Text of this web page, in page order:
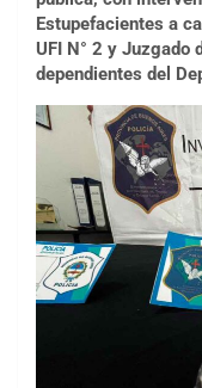
Estupefacientes a
UFI N° 2 y Juzgado
dependientes del